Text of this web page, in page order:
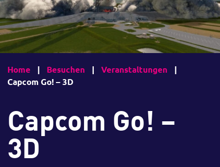
Home | Besuchen | Veranstaltungen
|
Capcom Go! – 3D
Capcom Go! –
3D